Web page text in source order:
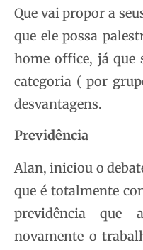
Que vai propor a
que ele possa
home office, já que
categoria ( por
desvantagens.
Previdência
Alan, iniciou o
que é totalmente
previdência que
novamente o